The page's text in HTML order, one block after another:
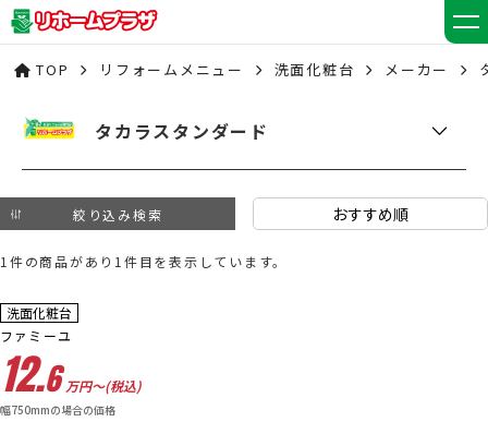
TOP リフォームメニュー 洗面化粧台 メーカー
タカラスタンダード
絞り込み検索
1件の商品があり1件目を表示しています。
17%OFF
洗面化粧台
ファミーユ
12.6 万円〜(税込)
幅750mmの場合の価格